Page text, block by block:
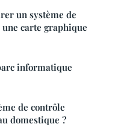
un système de
carte graphique
informatique
de contrôle
domestique ?